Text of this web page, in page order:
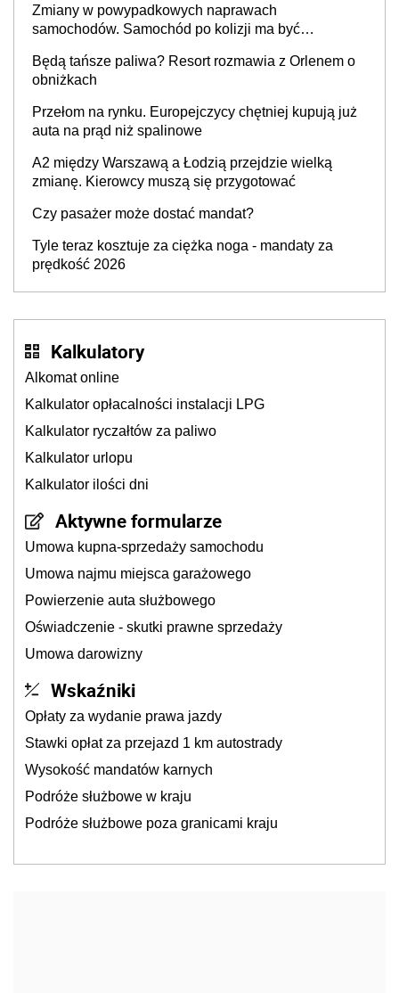
Zmiany w powypadkowych naprawach
samochodów. Samochód po kolizji ma być
producenta
Będą tańsze paliwa? Resort rozmawia z Orlenem o
obniżkach
Przełom na rynku. Europejczycy chętniej kupują już
auta na prąd niż spalinowe
A2 między Warszawą a Łodzią przejdzie wielką
zmianę. Kierowcy muszą się przygotować
Czy pasażer może dostać mandat?
Tyle teraz kosztuje za ciężka noga - mandaty za
prędkość 2026
Kalkulatory
Alkomat online
Kalkulator opłacalności instalacji LPG
Kalkulator ryczałtów za paliwo
Kalkulator urlopu
Kalkulator ilości dni
Aktywne formularze
Umowa kupna-sprzedaży samochodu
Umowa najmu miejsca garażowego
Powierzenie auta służbowego
Oświadczenie - skutki prawne sprzedaży
Umowa darowizny
Wskaźniki
Opłaty za wydanie prawa jazdy
Stawki opłat za przejazd 1 km autostrady
Wysokość mandatów karnych
Podróże służbowe w kraju
Podróże służbowe poza granicami kraju